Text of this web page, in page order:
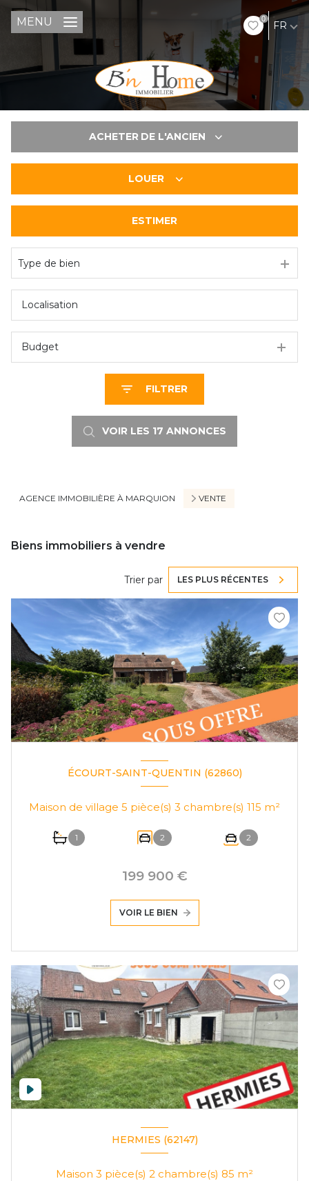
0
FR
MENU
ACHETER DE L'ANCIEN
LOUER
ESTIMER
Type de bien
Budget
FILTRER
VOIR LES 17 ANNONCES
AGENCE IMMOBILIÈRE À MARQUION VENTE
Biens immobiliers à vendre
Trier par LES PLUS RÉCENTES
ÉCOURT-SAINT-QUENTIN (62860)
Maison de village 5 pièce(s) 3 chambre(s) 115 m²
1 2 2
199 900 €
VOIR LE BIEN
HERMIES (62147)
Maison 3 pièce(s) 2 chambre(s) 85 m²